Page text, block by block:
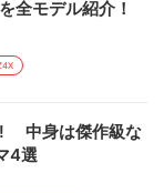
全モデル紹介！
中身は傑作級な
4選